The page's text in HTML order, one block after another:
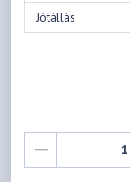
Jótállás